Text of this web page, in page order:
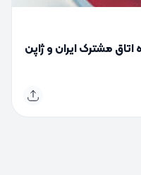
مشترک ایران و ژاپن